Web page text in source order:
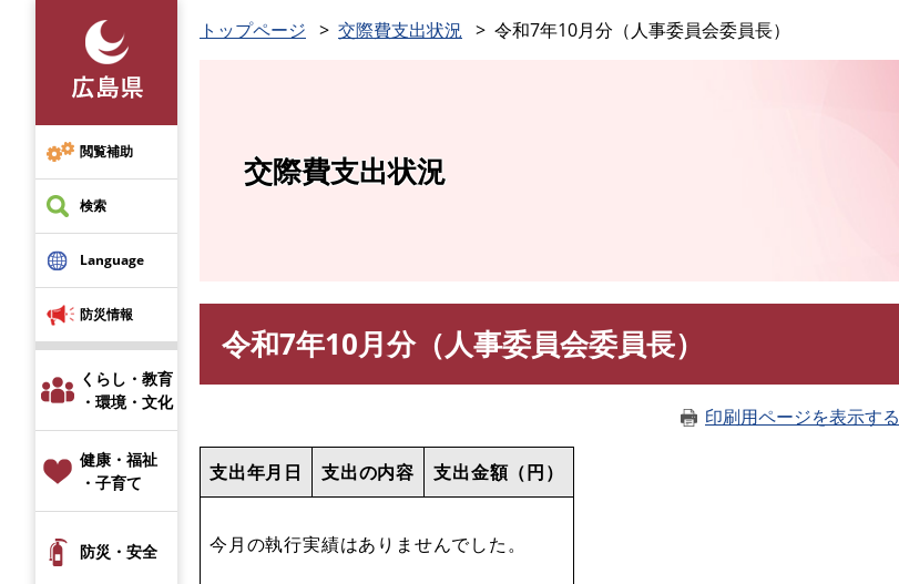
先
頭
で
す
閲覧補助
検索
Language
防災情報
くらし・教育
・環境・文化
健康・福祉
・子育て
防災・安全
トップページ 交際費支出状況 令和7年10月分（人事委員会委員長）
交際費支出状況
令和7年10月分（人事委員会委員長）
印刷用ページを表示する
支出年月日 支出の内容 支出金額（円）
今月の執行実績はありませんでした。